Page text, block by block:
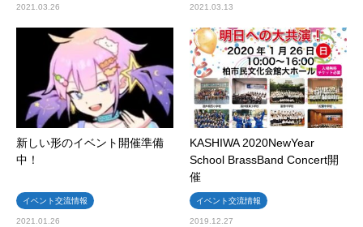
2021.03.26 2021.03.13
新しい形のイベント開催準備
中！
イベント交流情報
2021.01.26
KASHIWA 2020NewYear
School BrassBand Concert開
催
イベント交流情報
2019.12.27